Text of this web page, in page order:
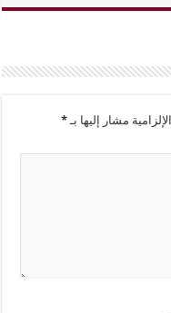
مشار إليها بـ*